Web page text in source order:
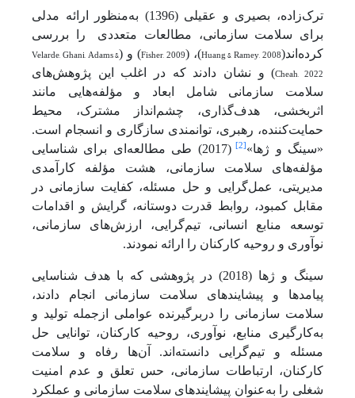
ترک‌زاده، بصیری و عقیلی (1396) به‌منظور ارائه مدلی
برای سلامت سازمانی، مطالعات متعددی
را بررسی
کرده‌اند(Huang & Ramey, 2008)، (Fisher, 2009) و (Velarde, Ghani, Adams &
Cheah, 2022) و نشان دادند که در اغلب این پژوهش‌های
سلامت سازمانی شامل ابعاد و مؤلفه‌هایی مانند
اثربخشی، هدف‌گذاری، چشم‌انداز مشترک، محیط
حمایت‌کننده، رهبری، توانمندی سازگاری و انسجام است.
«سینگ و ژها» [2]
(2017) طی مطالعه‌ای برای شناسایی
مؤلفه‌های سلامت سازمانی، هشت مؤلفه کارآمدی
مدیریتی، عمل‌گرایی و حل مسئله، کفایت سازمانی در
مقابل کمبود، روابط قدرت دوستانه، گرایش و اقدامات
توسعه منابع انسانی، تیم‌گرایی، ارزش‌های سازمانی،
نوآوری و روحیه کارکنان را ارائه نمودند.
سینگ و ژها (2018) در پژوهشی که با هدف شناسایی
پیامدها و پیشایندهای سلامت سازمانی انجام دادند،
سلامت سازمانی را دربرگیرنده عواملی ازجمله تولید و
به‌کارگیری منابع، نوآوری، روحیه کارکنان، توانایی حل
مسئله و تیم‌گرایی دانسته‌اند. آن‌ها رفاه و سلامت
کارکنان، ارتباطات سازمانی، حس تعلق و عدم امنیت
شغلی را به‌عنوان پیشایندهای سلامت سازمانی و عملکرد